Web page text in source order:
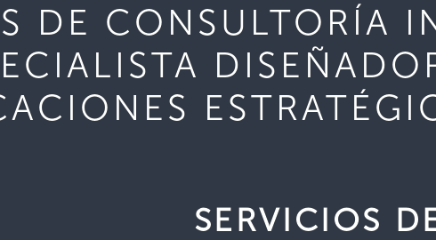
DE CONSULTORÍA
SERVICIOS